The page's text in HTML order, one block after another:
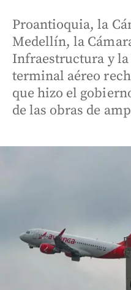
Proantioquia, la
Medellín, la
Infraestructura y la
terminal aéreo
que hizo el
de las obras de